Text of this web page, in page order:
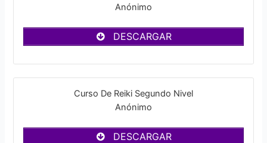
Anónimo
DESCARGAR
Curso De Reiki Segundo Nivel
Anónimo
DESCARGAR